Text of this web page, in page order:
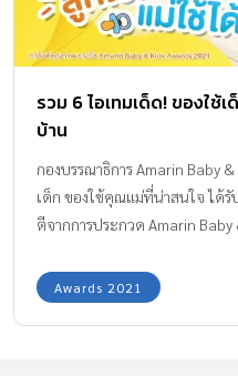
รวม 6 ไอเทมเด็ด! ของใช้
บ้าน
กองบรรณาธิการ Amarin Baby
เด็ก ของใช้คุณแม่ที่น่าสนใจ ได้รั
ตีจากการประกวด Amarin
Awards 2021